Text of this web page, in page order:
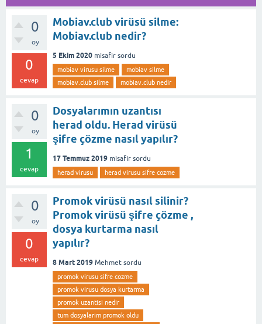
0
oy
0
cevap
Mobiav.club virüsü silme:
Mobiav.club nedir?
5 Ekim 2020 misafir sordu
mobiav virusu silme
mobiav silme
mobiav.club silme
mobiav.club nedir
0
oy
1
cevap
Dosyalarımın uzantısı
herad oldu. Herad virüsü
şifre çözme nasıl yapılır?
17 Temmuz 2019 misafir sordu
herad virusu herad virusu sifre cozme
0
oy
0
cevap
Promok virüsü nasıl silinir?
Promok virüsü şifre çözme ,
dosya kurtarma nasıl
yapılır?
8 Mart 2019 Mehmet sordu
promok virusu sifre cozme
promok virusu dosya kurtarma
promok uzantisi nedir
tum dosyalarim promok oldu